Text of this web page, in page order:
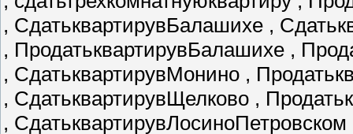
, СдатьквартирувБалашихе ,
, ПродатьквартирувБалашихе ,
, СдатьквартирувМонино ,
, СдатьквартирувЩелково ,
, СдатьквартирувЛосиноПетровском